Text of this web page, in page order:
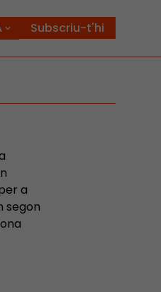
Subscriu-t'hi
a
segon